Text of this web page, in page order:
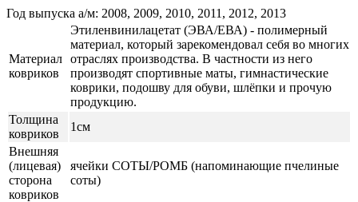
Год выпуска а/м: 2008, 2009, 2010, 2011, 2012, 2013
Материал
ковриков
Этиленвинилацетат (ЭВА/ЕВА) - полимерный
материал, который зарекомендовал себя во многих
отраслях производства. В частности из него
производят спортивные маты, гимнастические
коврики, подошву для обуви, шлёпки и прочую
продукцию.
Толщина
ковриков
1см
Внешняя
(лицевая)
сторона
ковриков
ячейки СОТЫ/РОМБ (напоминающие пчелиные
соты)